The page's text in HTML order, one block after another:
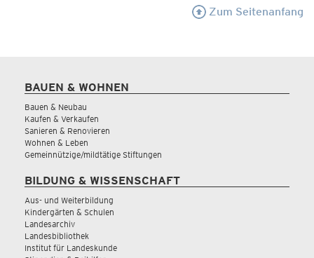
Zum Seitenanfang
BAUEN & WOHNEN
Bauen & Neubau
Kaufen & Verkaufen
Sanieren & Renovieren
Wohnen & Leben
Gemeinnützige/mildtätige Stiftungen
BILDUNG & WISSENSCHAFT
Aus- und Weiterbildung
Kindergärten & Schulen
Landesarchiv
Landesbibliothek
Institut für Landeskunde